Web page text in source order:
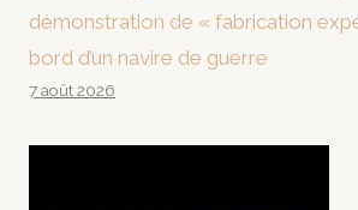
démonstration de « fabrication
bord d’un navire de guerre
7 août 2026